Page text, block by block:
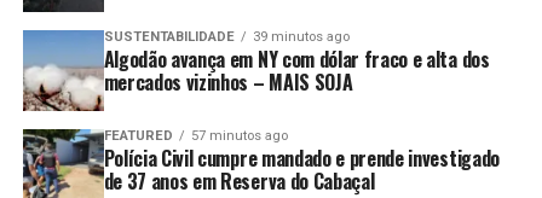
SUSTENTABILIDADE 39 minutos ago
Algodão avança em NY com dólar fraco e alta dos
mercados vizinhos – MAIS SOJA
FEATURED 57 minutos ago
Polícia Civil cumpre mandado e prende investigado
de 37 anos em Reserva do Cabaçal